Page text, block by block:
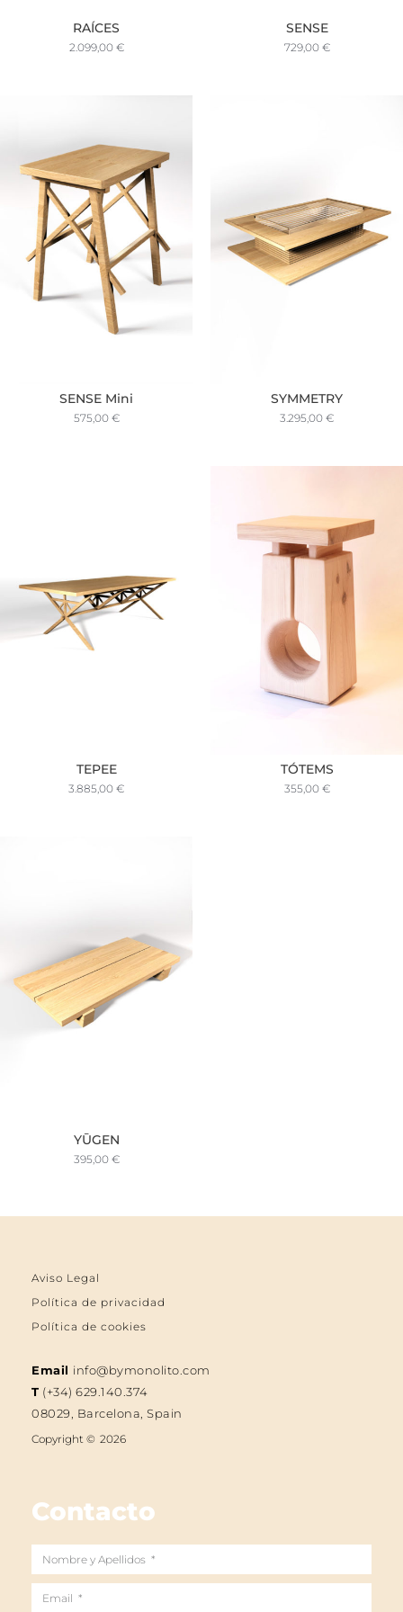
RAÍCES
2.099,00 €
SENSE
729,00 €
SENSE Mini
575,00 €
SYMMETRY
3.295,00 €
TEPEE
3.885,00 €
TÓTEMS
355,00 €
YŪGEN
395,00 €
Aviso Legal
Política de privacidad
Política de cookies
Email info@bymonolito.com
T (+34) 629.140.374
08029, Barcelona, Spain
Copyright © 2026
Contacto
Nombre
y
Apellidos
Email